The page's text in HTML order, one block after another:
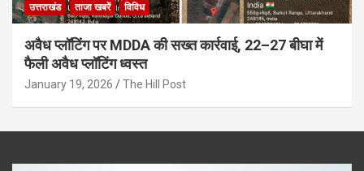
उत्तराखंड ताजा खबरें विविध
अवैध प्लॉटिंग पर MDDA की सख्त कार्रवाई, 22–27 बीघा में
फैली अवैध प्लॉटिंग ध्वस्त
January 19, 2026 The Hill Post